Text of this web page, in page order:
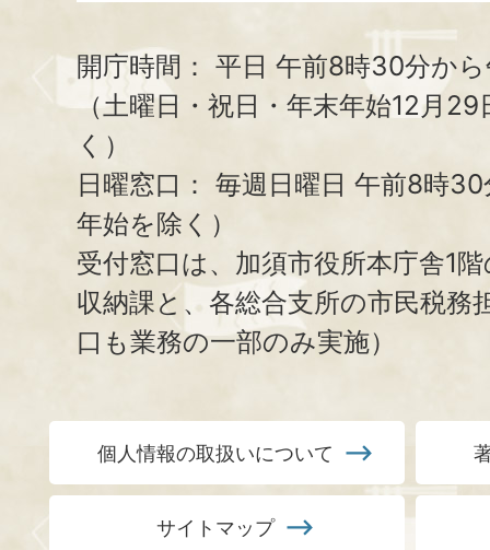
開庁時間： 平日 午前8時30分か
（土曜日・祝日・年末年始12月
く）
日曜窓口： 毎週日曜日 午前8時
年始を除く）
受付窓口は、加須市役所本庁舎1
収納課と、 各総合支所の市民税務
口も業務の一部のみ実施）
個人情報の取扱いについて
サイトマップ